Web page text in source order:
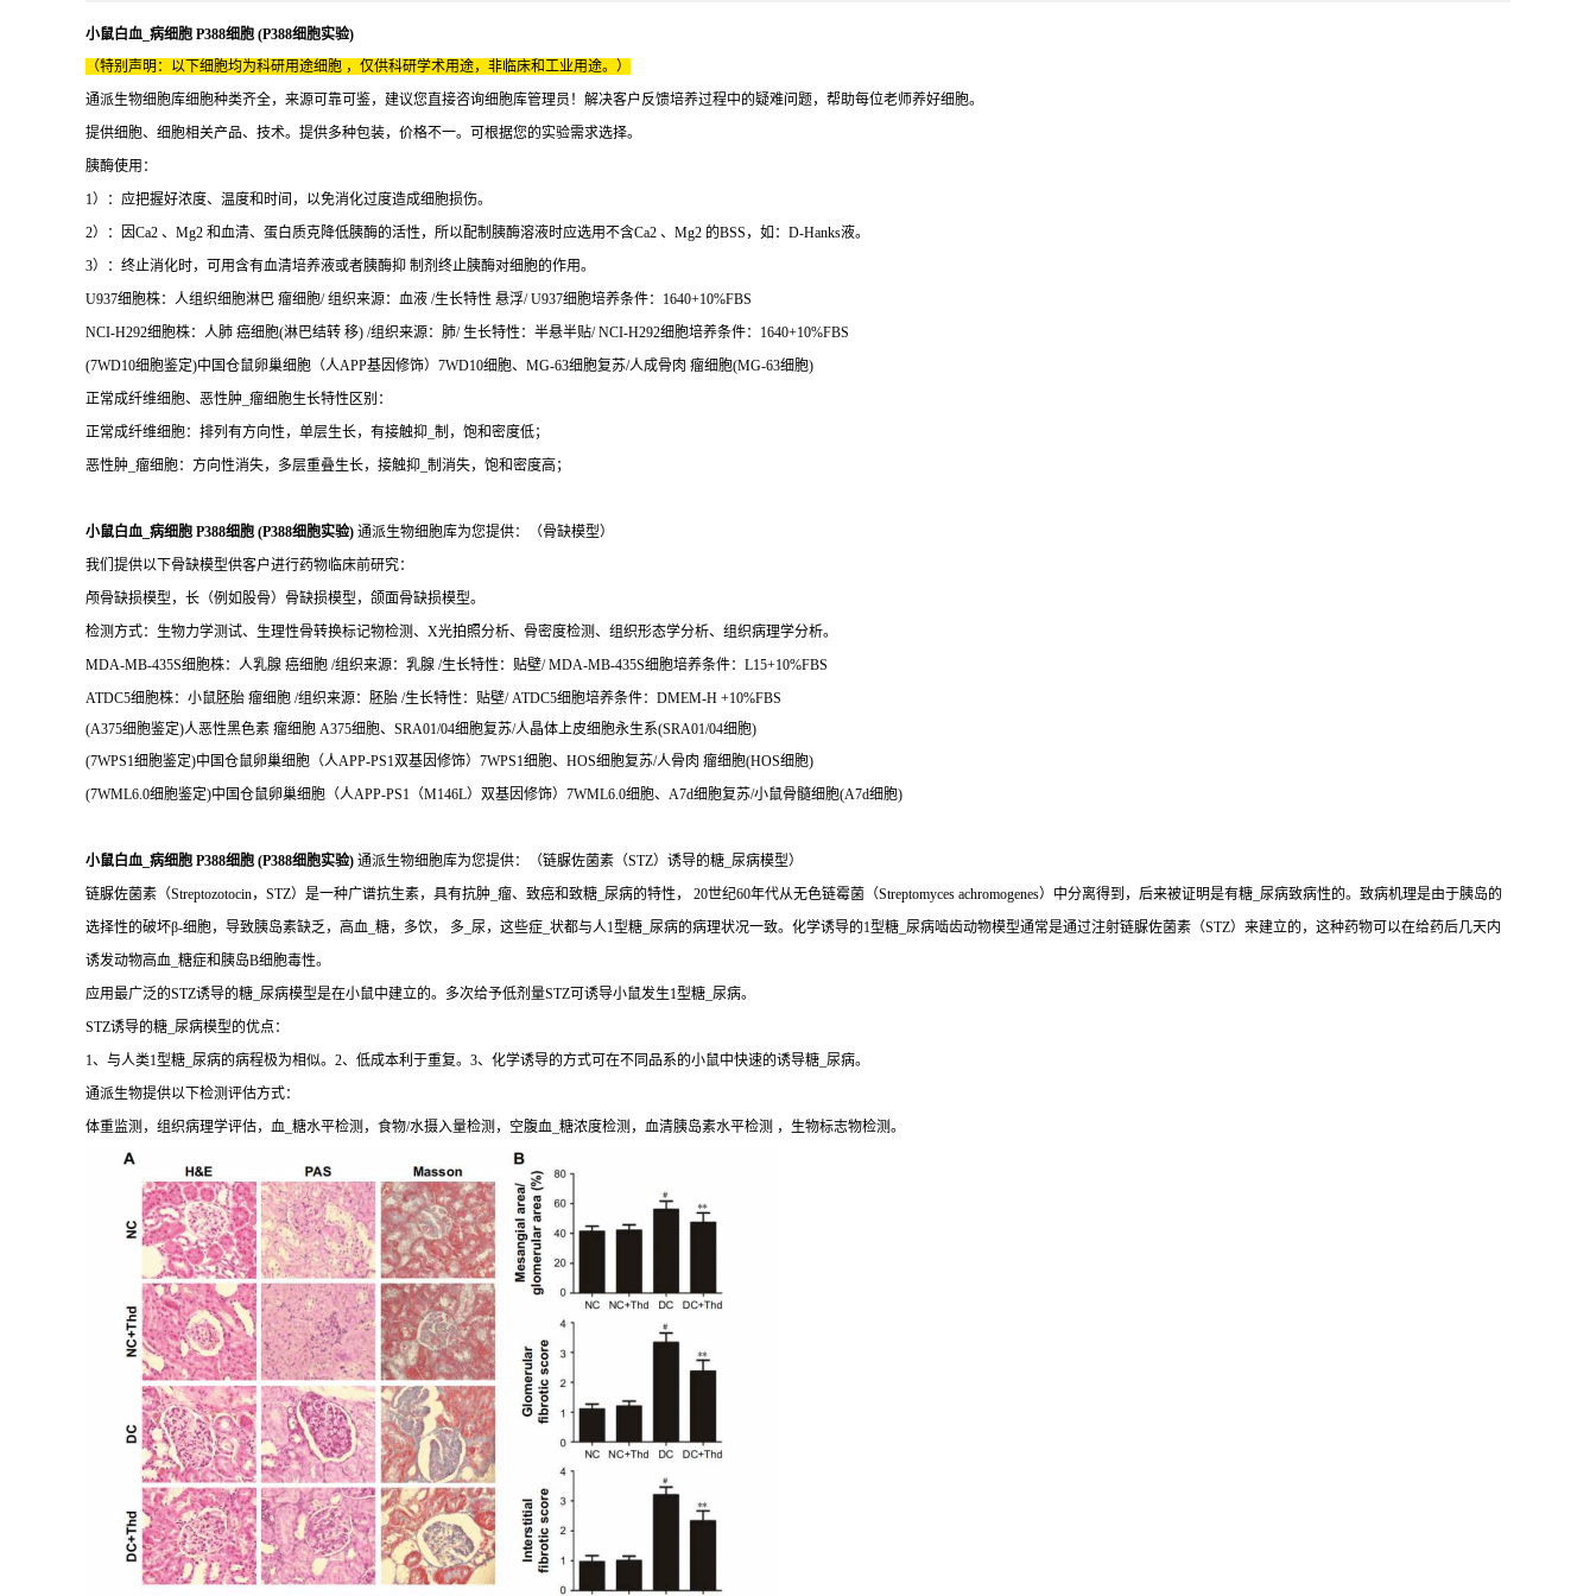
小鼠白血_病细胞 P388细胞 (P388细胞实验)
（特别声明：以下细胞均为科研用途细胞 ，仅供科研学术用途，非临床和工业用途。）
通派生物细胞库细胞种类齐全，来源可靠可鉴，建议您直接咨询细胞库管理员！解决客户反馈培养过程中的疑难问题，帮助每位老师养好细胞。
提供细胞、细胞相关产品、技术。提供多种包装，价格不一。可根据您的实验需求选择。
胰酶使用：
1）：应把握好浓度、温度和时间，以免消化过度造成细胞损伤。
2）：因Ca2 、Mg2 和血清、蛋白质克降低胰酶的活性，所以配制胰酶溶液时应选用不含Ca2 、Mg2 的BSS，如：D-Hanks液。
3）：终止消化时，可用含有血清培养液或者胰酶抑 制剂终止胰酶对细胞的作用。
U937细胞株：人组织细胞淋巴 瘤细胞/ 组织来源：血液 /生长特性 悬浮/ U937细胞培养条件：1640+10%FBS
NCI-H292细胞株：人肺 癌细胞(淋巴结转 移) /组织来源：肺/ 生长特性：半悬半贴/ NCI-H292细胞培养条件：1640+10%FBS
(7WD10细胞鉴定)中国仓鼠卵巢细胞（人APP基因修饰）7WD10细胞、MG-63细胞复苏/人成骨肉 瘤细胞(MG-63细胞)
正常成纤维细胞、恶性肿_瘤细胞生长特性区别：
正常成纤维细胞：排列有方向性，单层生长，有接触抑_制，饱和密度低；
恶性肿_瘤细胞：方向性消失，多层重叠生长，接触抑_制消失，饱和密度高；
小鼠白血_病细胞 P388细胞 (P388细胞实验) 通派生物细胞库为您提供：（骨缺模型）
我们提供以下骨缺模型供客户进行药物临床前研究：
颅骨缺损模型，长（例如股骨）骨缺损模型，颌面骨缺损模型。
检测方式：生物力学测试、生理性骨转换标记物检测、X光拍照分析、骨密度检测、组织形态学分析、组织病理学分析。
MDA-MB-435S细胞株：人乳腺 癌细胞 /组织来源：乳腺 /生长特性：贴壁/ MDA-MB-435S细胞培养条件：L15+10%FBS
ATDC5细胞株：小鼠胚胎 瘤细胞 /组织来源：胚胎 /生长特性：贴壁/ ATDC5细胞培养条件：DMEM-H +10%FBS
(A375细胞鉴定)人恶性黑色素 瘤细胞 A375细胞、SRA01/04细胞复苏/人晶体上皮细胞永生系(SRA01/04细胞)
(7WPS1细胞鉴定)中国仓鼠卵巢细胞（人APP-PS1双基因修饰）7WPS1细胞、HOS细胞复苏/人骨肉 瘤细胞(HOS细胞)
(7WML6.0细胞鉴定)中国仓鼠卵巢细胞（人APP-PS1（M146L）双基因修饰）7WML6.0细胞、A7d细胞复苏/小鼠骨髓细胞(A7d细胞)
小鼠白血_病细胞 P388细胞 (P388细胞实验) 通派生物细胞库为您提供：（链脲佐菌素（STZ）诱导的糖_尿病模型）
链脲佐菌素（Streptozotocin，STZ）是一种广谱抗生素，具有抗肿_瘤、致癌和致糖_尿病的特性， 20世纪60年代从无色链霉菌（Streptomyces achromogenes）中分离得到，后来被证明是有糖_尿病致病性的。致病机理是由于胰岛的
选择性的破坏β-细胞，导致胰岛素缺乏，高血_糖，多饮， 多_尿，这些症_状都与人1型糖_尿病的病理状况一致。化学诱导的1型糖_尿病啮齿动物模型通常是通过注射链脲佐菌素（STZ）来建立的，这种药物可以在给药后几天内
诱发动物高血_糖症和胰岛B细胞毒性。
应用最广泛的STZ诱导的糖_尿病模型是在小鼠中建立的。多次给予低剂量STZ可诱导小鼠发生1型糖_尿病。
STZ诱导的糖_尿病模型的优点：
1、与人类1型糖_尿病的病程极为相似。2、低成本利于重复。3、化学诱导的方式可在不同品系的小鼠中快速的诱导糖_尿病。
通派生物提供以下检测评估方式：
体重监测，组织病理学评估，血_糖水平检测，食物/水摄入量检测，空腹血_糖浓度检测，血清胰岛素水平检测 ，生物标志物检测。